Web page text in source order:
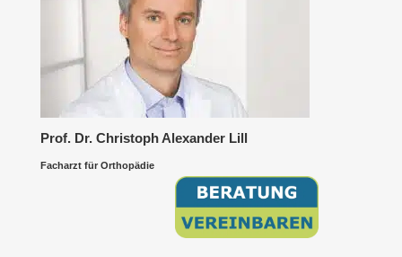
Prof. Dr. Christoph Alexander Lill
Facharzt für Orthopädie